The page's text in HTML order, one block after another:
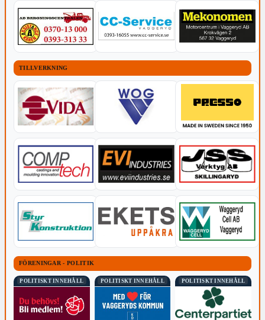
TILLVERKNING
FÖRENINGAR - POLITIK
POLITISKT INNEHÅLL POLITISKT INNEHÅLL POLITISKT INNEHÅLL